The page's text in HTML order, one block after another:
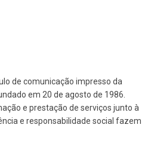
de comunicação impresso da
em 20 de agosto de 1986.
e prestação de serviços junto à
e responsabilidade social fazem